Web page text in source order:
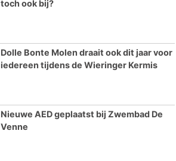
toch ook bij?
Dolle Bonte Molen draait ook dit jaar voor
iedereen tijdens de Wieringer Kermis
Nieuwe AED geplaatst bij Zwembad De
Venne